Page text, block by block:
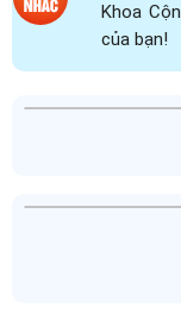
Khoa
của bạn!